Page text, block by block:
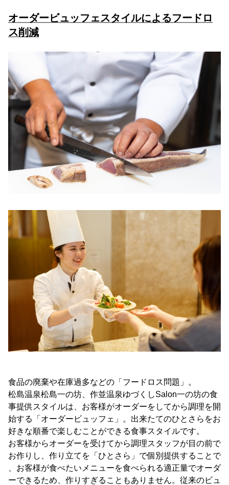
オーダービュッフェスタイルによるフードロ
ス削減
食品の廃棄や在庫過多などの「フードロス問題」。
松島温泉松島一の坊、作並温泉ゆづくしSalon一の坊の食
事提供スタイルは、お客様がオーダーをしてから調理を開
始する「オーダービュッフェ」。出来たてのひとさらをお
好きな順番で楽しむことができる食事スタイルです。
お客様からオーダーを受けてから調理スタッフが目の前で
お作りし、作り立てを「ひとさら」で個別提供することで
、お客様が食べたいメニューを食べられる適正量でオーダ
ーできるため、作りすぎることもありません。従来のビュ